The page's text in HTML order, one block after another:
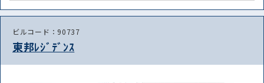
ビルコード：90737
東邦ﾚｼﾞﾃﾞﾝｽ